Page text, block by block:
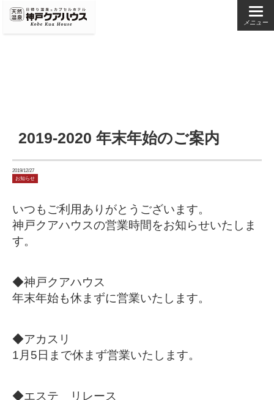
メニュー
2019-2020 年末年始のご案内
2019/12/27
お知らせ
いつもご利用ありがとうございます。
神戸クアハウスの営業時間をお知らせいたしま
す。
◆神戸クアハウス
年末年始も休まずに営業いたします。
◆アカスリ
1月5日まで休まず営業いたします。
◆エステ リレース